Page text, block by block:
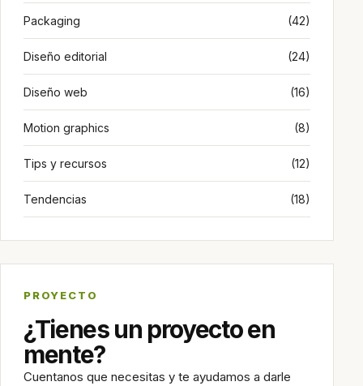
Packaging (42)
Diseño editorial (24)
Diseño web (16)
Motion graphics (8)
Tips y recursos (12)
Tendencias (18)
PROYECTO
¿Tienes un proyecto en
mente?
Cuentanos que necesitas y te ayudamos a darle